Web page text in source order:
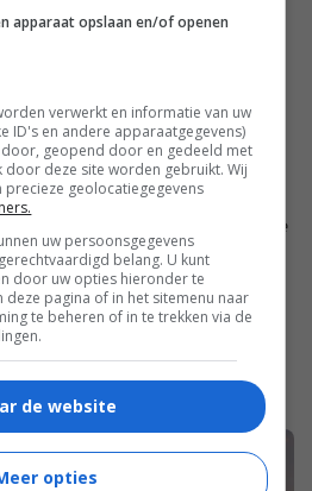
– Pexels
over de iconen in onze
We vertellen je er
apparaat opslaan en/of openen
verwerkt en informatie van uw
ID's en andere apparaatgegevens)
geopend door en gedeeld met
deze site worden gebruikt. Wij
precieze geolocatiegegevens
uw persoonsgegevens
belang. U kunt
door uw opties hieronder te
pagina of in het sitemenu naar
te beheren of in te trekken via de
de website
opties